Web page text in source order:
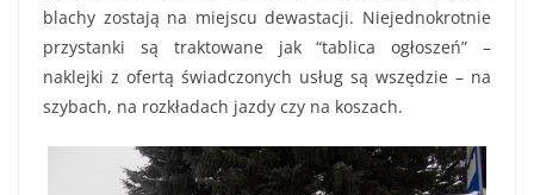
blachy zostają na miejscu dewastacji. Niejednokrotnie
przystanki są traktowane jak “tablica ogłoszeń” –
naklejki z ofertą świadczonych usług są wszędzie – na
szybach, na rozkładach jazdy czy na koszach.